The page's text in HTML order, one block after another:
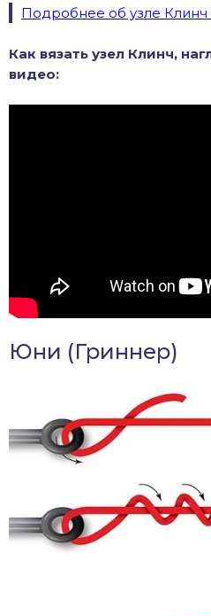
Подробнее об узле Клинч
Как вязать узел Клинч,
видео:
Юни (Гриннер)